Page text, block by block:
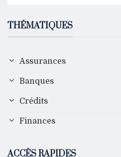
THÉMATIQUES
Assurances
Banques
Crédits
Finances
ACCÈS RAPIDES